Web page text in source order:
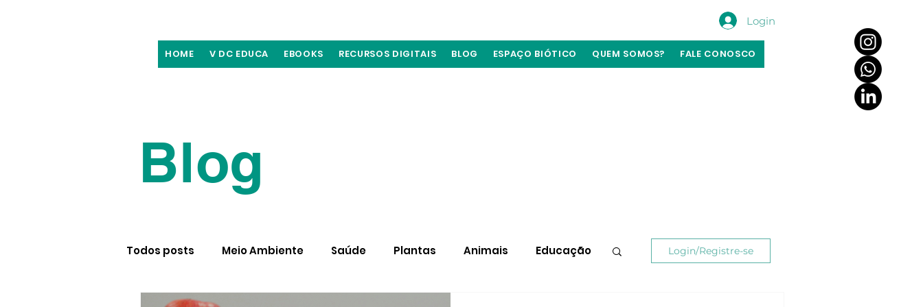
Login
HOME V DC EDUCA EBOOKS RECURSOS DIGITAIS BLOG ESPAÇO BIÓTICO QUEM SOMOS? FALE CONOSCO
Blog
Todos posts Meio Ambiente Saúde Plantas Animais Educação Login/Registre-se